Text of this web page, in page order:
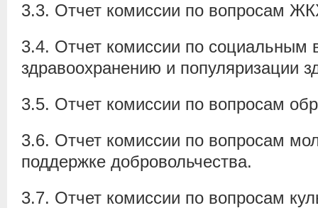
3.3. Отчет комиссии по вопросам
3.4. Отчет комиссии по социальным
здравоохранению и популяризации
3.5. Отчет комиссии по вопросам
3.6. Отчет комиссии по вопросам
поддержке добровольчества.
3.7. Отчет комиссии по вопросам